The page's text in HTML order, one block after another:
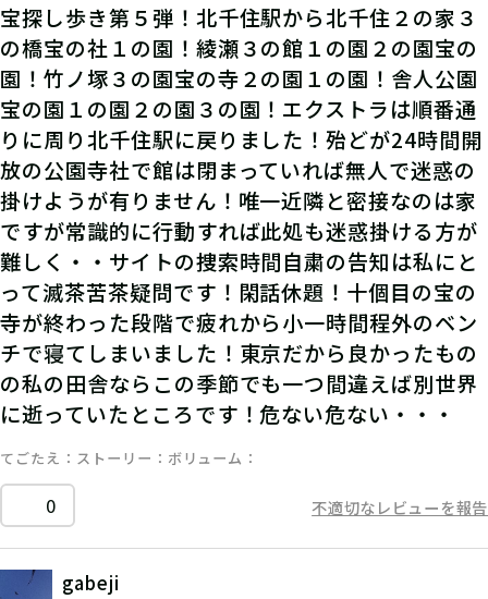
宝探し歩き第５弾！北千住駅から北千住２の家３
の橋宝の社１の園！綾瀬３の館１の園２の園宝の
園！竹ノ塚３の園宝の寺２の園１の園！舎人公園
宝の園１の園２の園３の園！エクストラは順番通
りに周り北千住駅に戻りました！殆どが24時間開
放の公園寺社で館は閉まっていれば無人で迷惑の
掛けようが有りません！唯一近隣と密接なのは家
ですが常識的に行動すれば此処も迷惑掛ける方が
難しく・・サイトの捜索時間自粛の告知は私にと
って滅茶苦茶疑問です！閑話休題！十個目の宝の
寺が終わった段階で疲れから小一時間程外のベン
チで寝てしまいました！東京だから良かったもの
の私の田舎ならこの季節でも一つ間違えば別世界
に逝っていたところです！危ない危ない・・・
てごたえ ストーリー ボリューム
0 不適切なレビューを報告
gabeji